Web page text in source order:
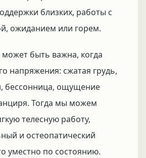
близких, работы с
ожиданием или горем.
быть важна, когда
напряжения: сжатая грудь,
бессонница, ощущение
Тогда мы можем
телесную работу,
и остеопатический
уместно по состоянию.